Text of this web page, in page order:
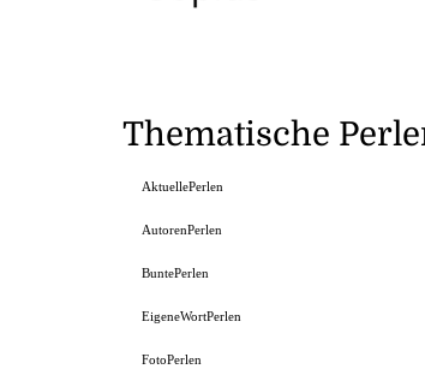
Thematische
AktuellePerlen
AutorenPerlen
BuntePerlen
EigeneWortPerlen
FotoPerlen